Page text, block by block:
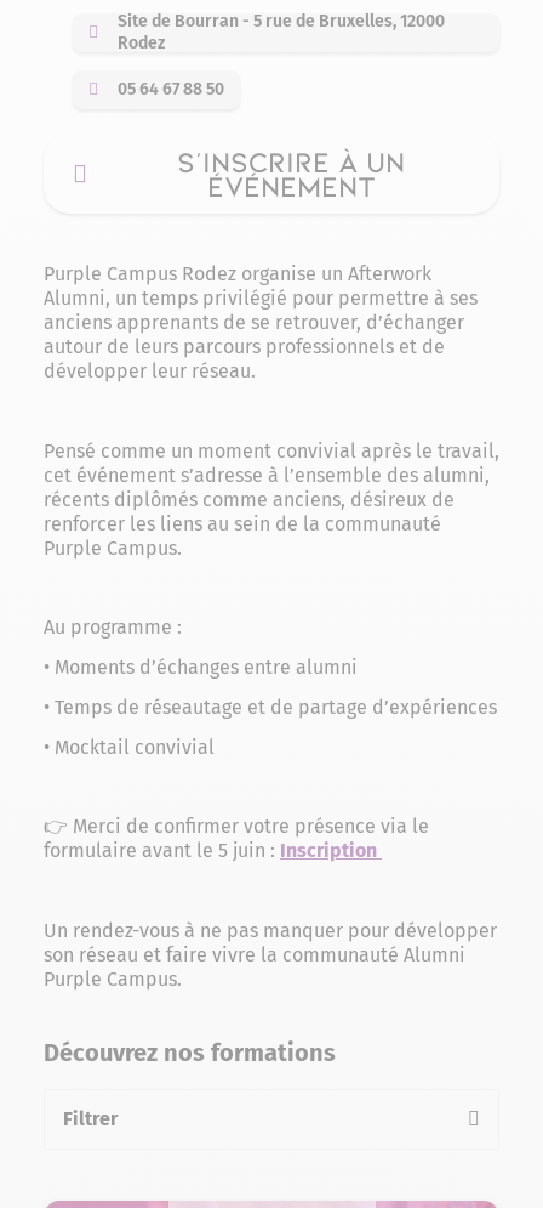
Site de Bourran - 5 rue de Bruxelles, 12000
Rodez
05 64 67 88 50
S'INSCRIRE À UN
ÉVÉNEMENT
Purple Campus Rodez organise un Afterwork
Alumni, un temps privilégié pour permettre à ses
anciens apprenants de se retrouver, d’échanger
autour de leurs parcours professionnels et de
développer leur réseau.
Pensé comme un moment convivial après le travail,
cet événement s’adresse à l’ensemble des alumni,
récents diplômés comme anciens, désireux de
renforcer les liens au sein de la communauté
Purple Campus.
Au programme :
• Moments d’échanges entre alumni
• Temps de réseautage et de partage d’expériences
• Mocktail convivial
👉 Merci de confirmer votre présence via le
formulaire avant le 5 juin : Inscription
Un rendez-vous à ne pas manquer pour développer
son réseau et faire vivre la communauté Alumni
Purple Campus.
Découvrez nos formations
Filtrer